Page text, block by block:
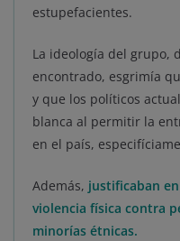
estupefacientes.
La ideología del grupo,
encontrado, esgrimía
y que los políticos
blanca al permitir la
en el país,
Además, justificaban
violencia física contra
minorías étnicas.